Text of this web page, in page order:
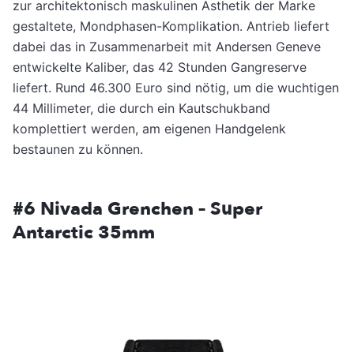
zur architektonisch maskulinen Ästhetik der Marke
gestaltete, Mondphasen-Komplikation. Antrieb liefert
dabei das in Zusammenarbeit mit Andersen Geneve
entwickelte Kaliber, das 42 Stunden Gangreserve
liefert. Rund 46.300 Euro sind nötig, um die wuchtigen
44 Millimeter, die durch ein Kautschukband
komplettiert werden, am eigenen Handgelenk
bestaunen zu können.
#6 Nivada Grenchen – Super
Antarctic 35mm